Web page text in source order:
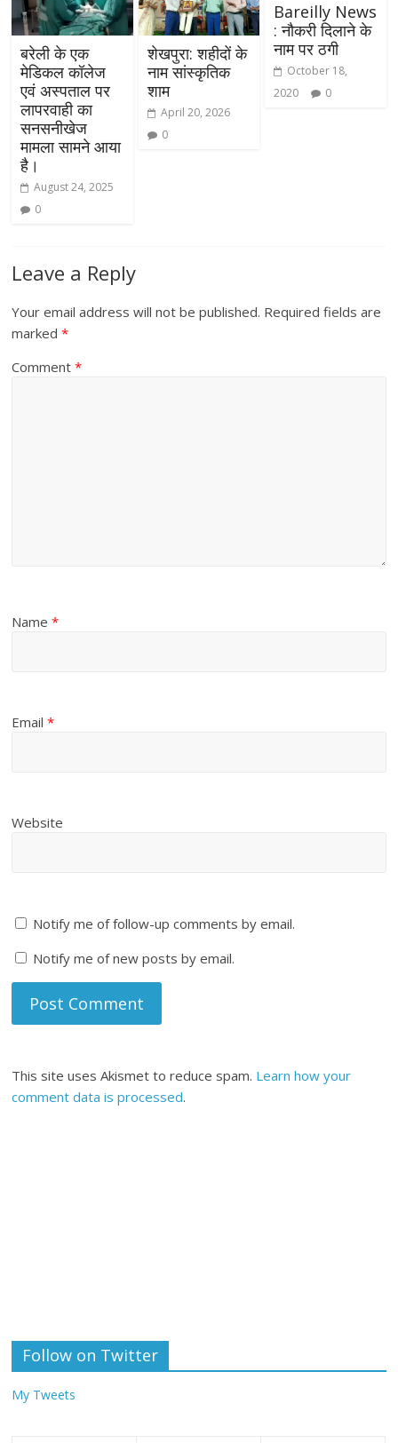
बरेली के एक
मेडिकल कॉलेज
एवं अस्पताल पर
लापरवाही का
सनसनीखेज
मामला सामने आया
है।
August 24, 2025
0
शेखपुरा: शहीदों के
नाम सांस्कृतिक
शाम
April 20, 2026
0
Bareilly News
: नौकरी दिलाने के
नाम पर ठगी
October 18,
2020
0
Leave a Reply
Your email address will not be published. Required fields are
marked*
Comment*
Name*
Email*
Website
Notify me of follow-up comments by email.
Notify me of new posts by email.
This site uses Akismet to reduce spam. Learn how your
comment data is processed.
Follow on Twitter
My Tweets